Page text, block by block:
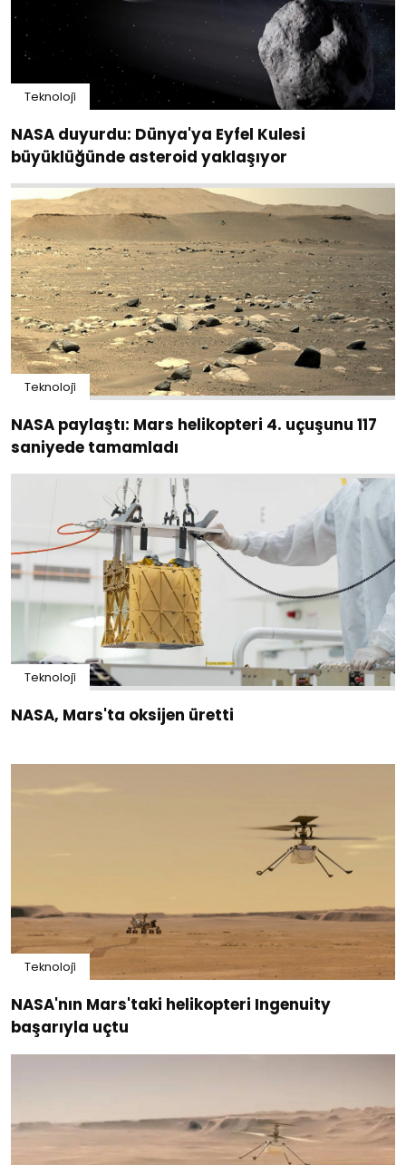
Teknoloji̇
NASA duyurdu: Dünya'ya Eyfel Kulesi
büyüklüğünde asteroid yaklaşıyor
Teknoloji̇
NASA paylaştı: Mars helikopteri 4. uçuşunu 117
saniyede tamamladı
Teknoloji̇
NASA, Mars'ta oksijen üretti
Teknoloji̇
NASA'nın Mars'taki helikopteri Ingenuity
başarıyla uçtu